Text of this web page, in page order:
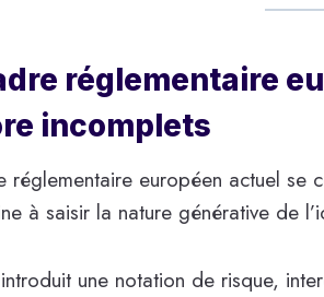
réglementaire
incomplets
réglementaire européen actuel se
à saisir la nature générative de
introduit une notation de risque,